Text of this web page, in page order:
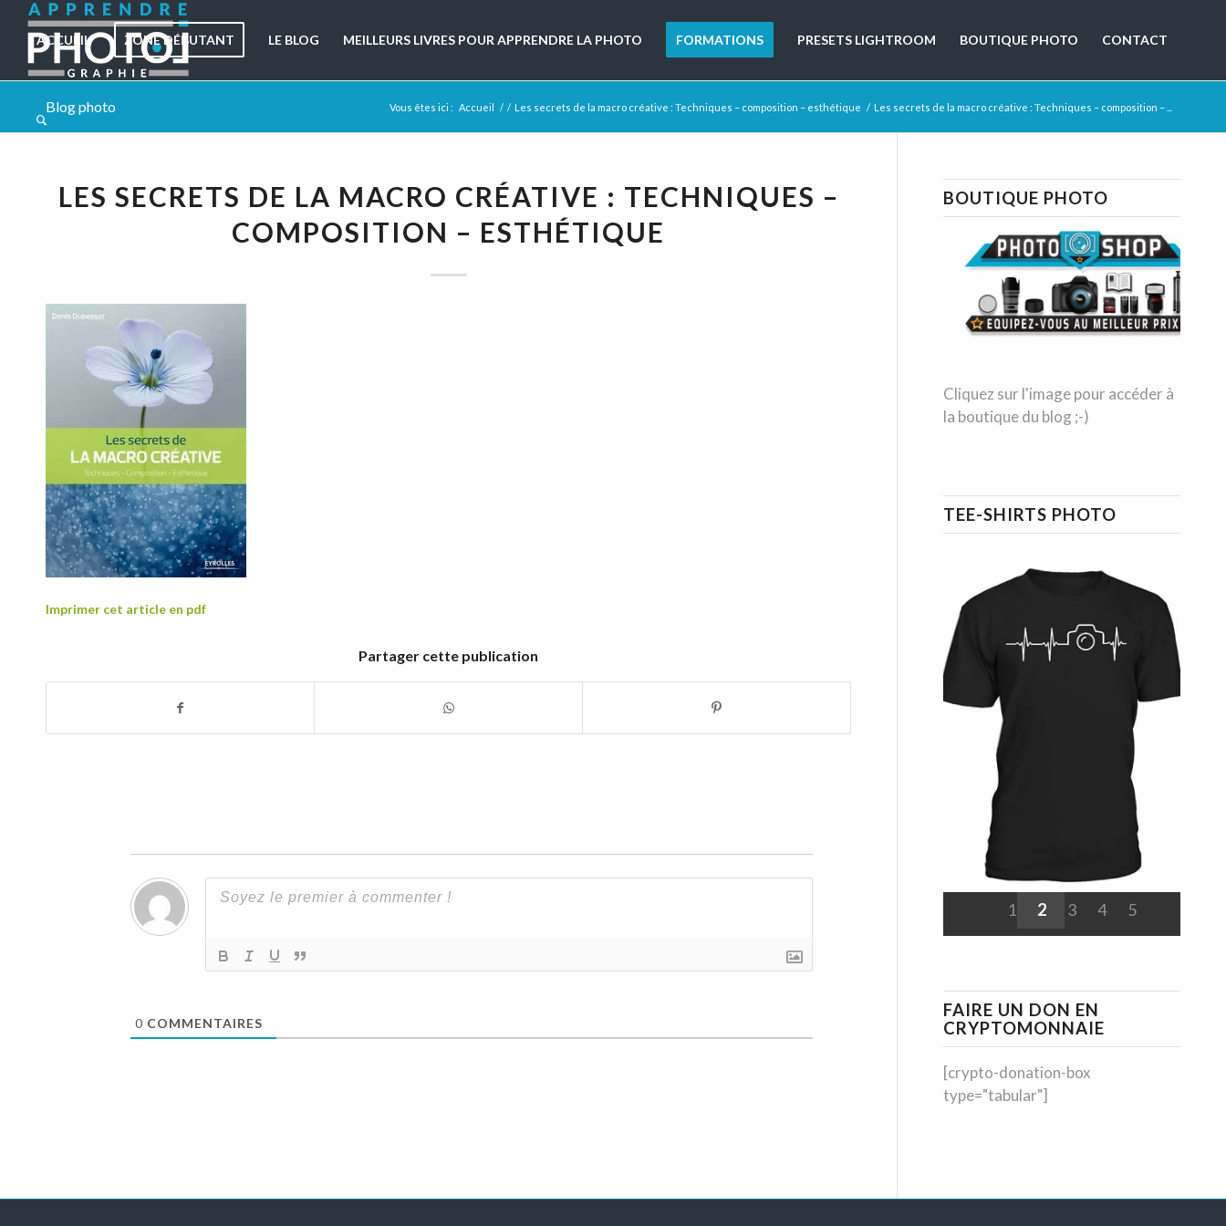
ACCUEIL ZONE DÉBUTANT LE BLOG MEILLEURS LIVRES POUR APPRENDRE LA PHOTO FORMATIONS PRESETS LIGHTROOM BOUTIQUE PHOTO CONTACT
Blog photo Vous êtes ici : Accueil / / Les secrets de la macro créative : Techniques – composition – esthétique / Les secrets de la macro créative : Techniques – composition – ...
LES SECRETS DE LA MACRO CRÉATIVE : TECHNIQUES –
COMPOSITION – ESTHÉTIQUE
Imprimer cet article en pdf
Partager cette publication
0 COMMENTAIRES
BOUTIQUE PHOTO
Cliquez sur l'image pour accéder à
la boutique du blog ;-)
TEE-SHIRTS PHOTO
1 2 3 4 5
FAIRE UN DON EN
CRYPTOMONNAIE
[crypto-donation-box
type="tabular"]